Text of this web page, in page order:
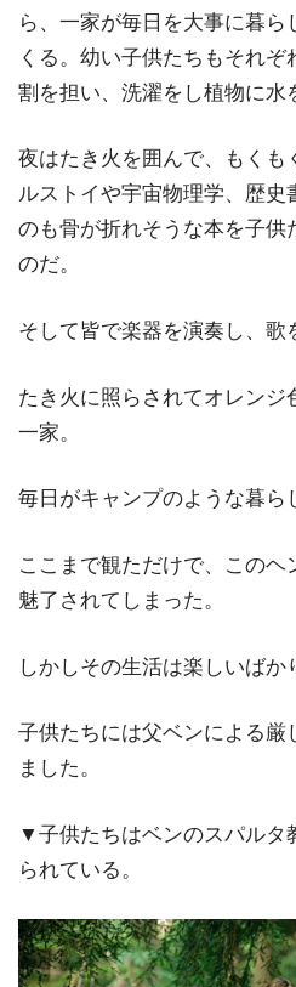
ら、一家が毎日を大事に暮ら
くる。幼い子供たちもそれ
割を担い、洗濯をし植物に水
夜はたき火を囲んで、もくも
ルストイや宇宙物理学、歴史
のも骨が折れそうな本を子供
のだ。
そして皆で楽器を演奏し、歌
たき火に照らされてオレンジ
一家。
毎日がキャンプのような暮ら
ここまで観ただけで、このヘ
魅了されてしまった。
しかしその生活は楽しいばか
子供たちには父ベンによる厳
ました。
▼子供たちはベンのスパルタ
られている。